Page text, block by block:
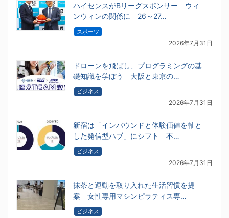
ハイセンスがBリーグスポンサー ウィ
ンウィンの関係に 26～27…
スポーツ
2026年7月31日
ドローンを飛ばし、プログラミングの基
礎知識を学ぼう 大阪と東京の…
ビジネス
2026年7月31日
新宿は「インバウンドと体験価値を軸と
した発信型ハブ」にシフト 不…
ビジネス
2026年7月31日
抹茶と運動を取り入れた生活習慣を提
案 女性専用マシンピラティス専…
ビジネス